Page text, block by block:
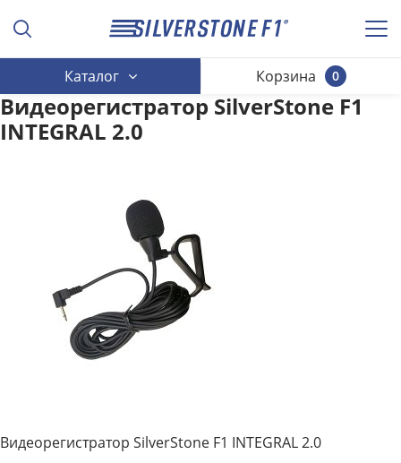
Каталог 0
Корзина
Видеорегистратор SilverStone F1
INTEGRAL 2.0
Видеорегистратор SilverStone F1 INTEGRAL 2.0